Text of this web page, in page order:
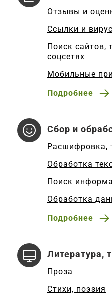
Отзывы и
Ссылки и
Поиск сайтов,
соцсетях
Мобильные
Подробнее
Сбор и
Расшифровка,
Обработка
Поиск
Обработка
Подробнее
Литература,
Проза
Стихи, поэзия